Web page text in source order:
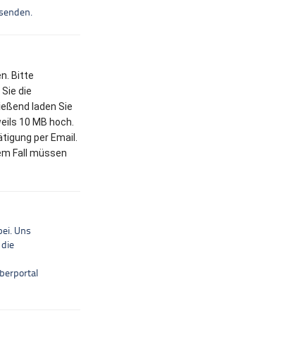
Bitte
die
laden Sie
10 MB hoch.
per Email.
Fall müssen
Uns